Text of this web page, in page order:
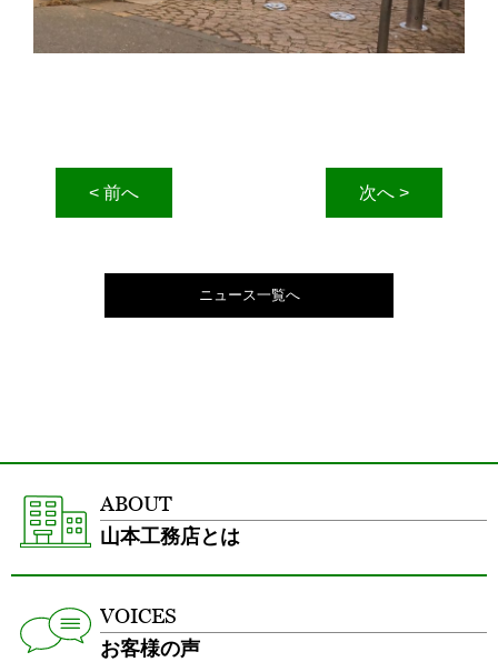
次へ >
< 前へ
ニュース一覧へ
ABOUT
山本工務店とは
VOICES
お客様の声